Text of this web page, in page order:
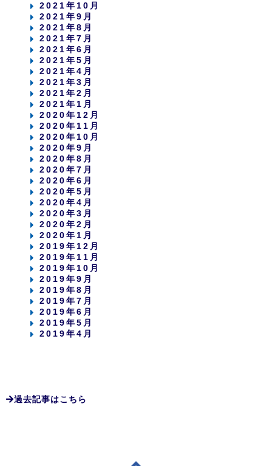
2021年10月
2021年9月
2021年8月
2021年7月
2021年6月
2021年5月
2021年4月
2021年3月
2021年2月
2021年1月
2020年12月
2020年11月
2020年10月
2020年9月
2020年8月
2020年7月
2020年6月
2020年5月
2020年4月
2020年3月
2020年2月
2020年1月
2019年12月
2019年11月
2019年10月
2019年9月
2019年8月
2019年7月
2019年6月
2019年5月
2019年4月
過去記事はこちら